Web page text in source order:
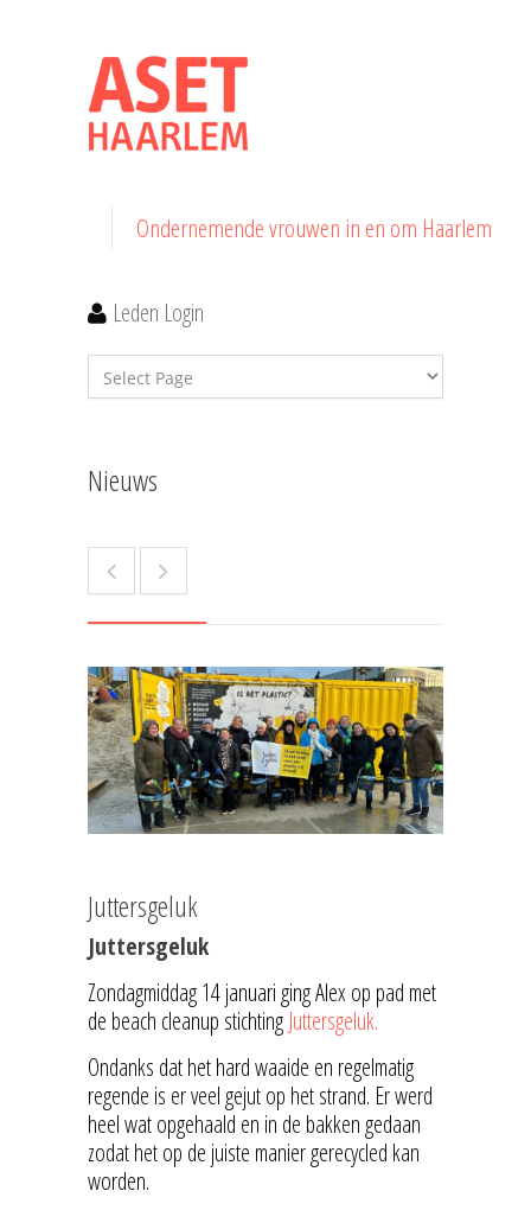
Ondernemende vrouwen in en om Haarlem
Leden Login
Nieuws
Juttersgeluk
Juttersgeluk
Zondagmiddag 14 januari ging Alex op pad met
de beach cleanup stichting Juttersgeluk.
Ondanks dat het hard waaide en regelmatig
regende is er veel gejut op het strand. Er werd
heel wat opgehaald en in de bakken gedaan
zodat het op de juiste manier gerecycled kan
worden.